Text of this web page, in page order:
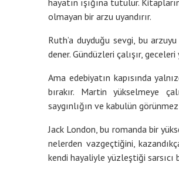
olmayan bir arzu uyandırır.
Ruth’a duyduğu sevgi, bu
dener. Gündüzleri çalışır,
Ama edebiyatın kapısında
bırakır. Martin yükselmeye
saygınlığın ve kabulün görünmez
Jack London, bu romanda bir
nelerden vazgeçtiğini,
kendi hayaliyle yüzleştiği sarsıcı